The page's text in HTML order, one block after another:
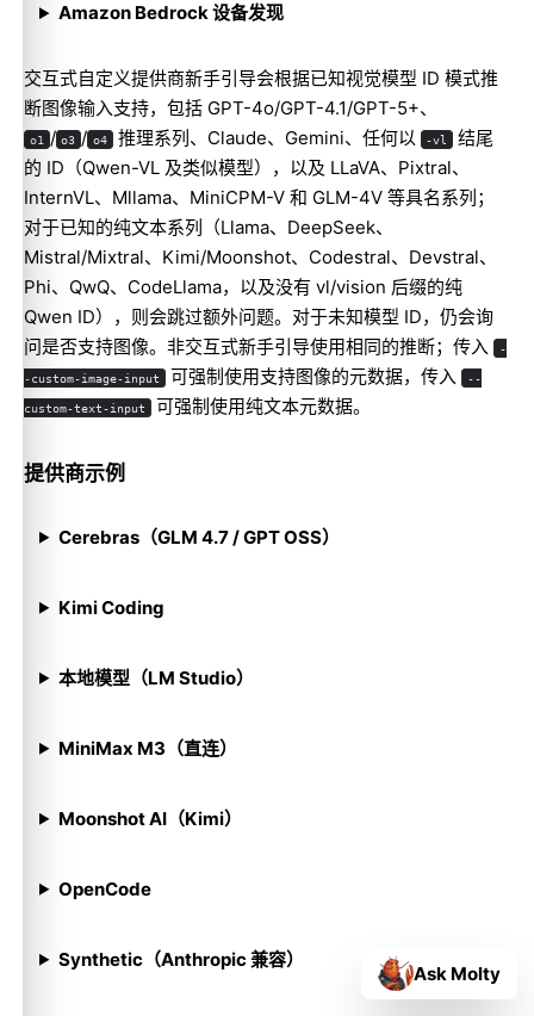
Amazon Bedrock 设备发现
交互式自定义提供商新手引导会根据已知视觉模型 ID 模式推
断图像输入支持，包括 GPT-4o/GPT-4.1/GPT-5+、
o1 / o3 / o4 推理系列、Claude、Gemini、任何以 -vl
结尾
的 ID（Qwen-VL 及类似模型），以及 LLaVA、Pixtral、
InternVL、Mllama、MiniCPM-V 和 GLM-4V 等具名系列；
对于已知的纯文本系列（Llama、DeepSeek、
Mistral/Mixtral、Kimi/Moonshot、Codestral、Devstral、
Phi、QwQ、CodeLlama，以及没有 vl/vision 后缀的纯
Qwen ID），则会跳过额外问题。对于未知模型 ID，仍会询
问是否支持图像。非交互式新手引导使用相同的推断；传入
-
-custom-image-input 可强制使用支持图像的元数据，传入 --
custom-text-input 可强制使用纯文本元数据。
提供商示例
Cerebras（GLM 4.7 / GPT OSS）
Kimi Coding
本地模型（LM Studio）
MiniMax M3（直连）
Moonshot AI（Kimi）
OpenCode
Synthetic（Anthropic 兼容）
Ask Molty
Molty